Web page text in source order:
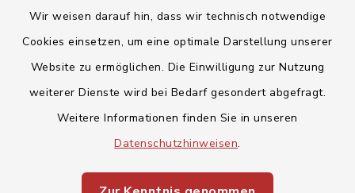
Wir weisen darauf hin, dass wir technisch notwendige
Cookies einsetzen, um eine optimale Darstellung unserer
Website zu ermöglichen. Die Einwilligung zur Nutzung
weiterer Dienste wird bei Bedarf gesondert abgefragt.
Weitere Informationen finden Sie in unseren
Datenschutzhinweisen.
Barrierefreiheit